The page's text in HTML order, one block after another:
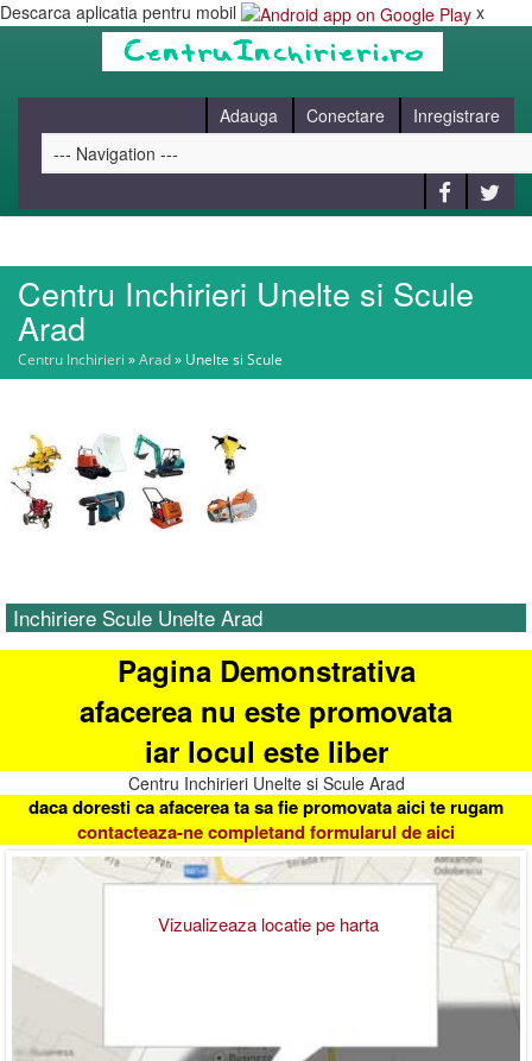
Descarca aplicatia pentru mobil x
Adauga Conectare Inregistrare
HOME
CAUT
BLOG
CONTACT
Centru Inchirieri Unelte si Scule
Arad
Centru Inchirieri »Arad» Unelte si Scule
Inchiriere Scule Unelte Arad
Pagina Demonstrativa
afacerea nu este promovata
iar locul este liber
Centru Inchirieri Unelte si Scule Arad
daca doresti ca afacerea ta sa fie promovata aici te rugam
contacteaza-ne completand formularul de aici
Vizualizeaza locatie pe harta